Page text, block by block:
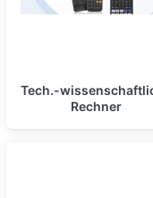
Tech.-
Rechner